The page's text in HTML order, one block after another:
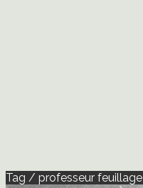
Tag / professeur feuillage